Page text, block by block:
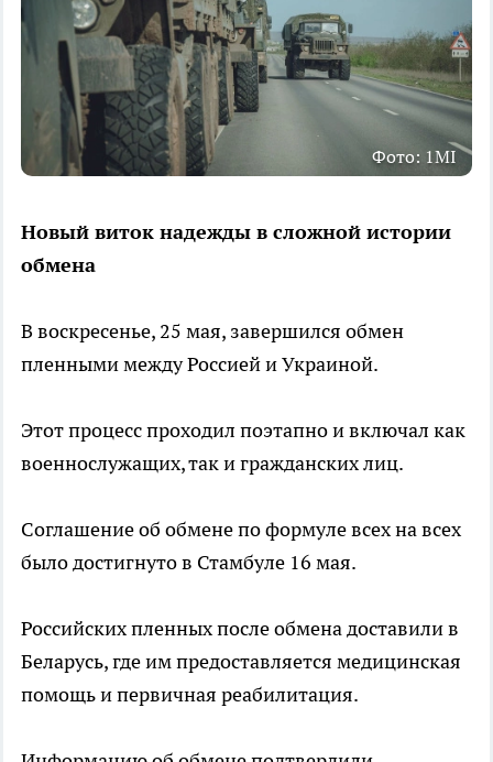
Фото: 1MI
Новый виток надежды в сложной истории
обмена
В воскресенье, 25 мая, завершился обмен
пленными между Россией и Украиной.
Этот процесс проходил поэтапно и включал как
военнослужащих, так и гражданских лиц.
Соглашение об обмене по формуле всех на всех
было достигнуто в Стамбуле 16 мая.
Российских пленных после обмена доставили в
Беларусь, где им предоставляется медицинская
помощь и первичная реабилитация.